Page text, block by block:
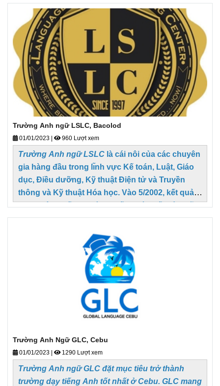
pháp này sẽ giúp học sinh học dễ dàng hơn và
tăng cường kĩ năng của mình
Trường Anh ngữ LSLC, Bacolod
01/01/2023 960 Lượt xem
Trường Anh ngữ LSLC là cái nôi của các chuyên
gia hàng đầu trong lı̃nh vực Kế toán, Luật, Giáo
dục, Điều dưỡng, Kỹ thuật Điện tử và Truyền
thông và Kỹ thuật Hóa học. Vào 5/2002, kết quả
được công bố cho Kỳ thi Cấp phép Kế toán, đã
xếp hạng chương trı̀nh của trường đứng đầu
Trường Anh Ngữ GLC, Cebu
01/01/2023 1290 Lượt xem
Trường Anh ngữGLC đặt mục tiêu trở thành
trường dạy tiếng Anh tốt nhất ở Cebu. GLC mang